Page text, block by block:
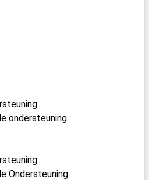
ondersteuning
Ondersteuning